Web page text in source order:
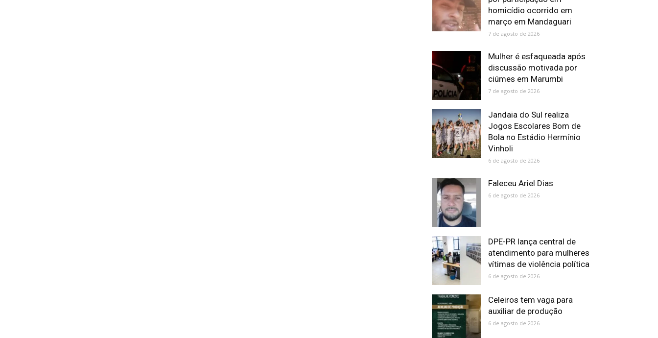
homicídio ocorrido em
março em Mandaguari
7 de agosto de 2026
Mulher é esfaqueada após
discussão motivada por
ciúmes em Marumbi
7 de agosto de 2026
Jandaia do Sul realiza
Jogos Escolares Bom de
Bola no Estádio Hermínio
Vinholi
6 de agosto de 2026
Faleceu Ariel Dias
6 de agosto de 2026
DPE-PR lança central de
atendimento para mulheres
vítimas de violência política
6 de agosto de 2026
Celeiros tem vaga para
auxiliar de produção
6 de agosto de 2026